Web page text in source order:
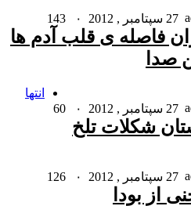
27 سپتامبر , 2012 ۰
فاصله ی قلب آدم ها
صدا
27 سپتامبر , 2012 ۰
شکلات تلخ
27 سپتامبر , 2012 ۰
از بودا
انتها